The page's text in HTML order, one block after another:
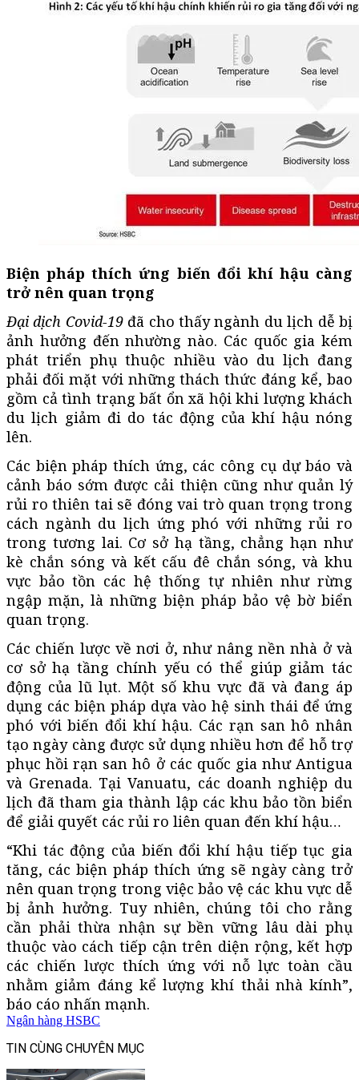
Biện pháp thích ứng biến đổi khí hậu càng
trở nên quan trọng
Đại dịch Covid-19đã cho thấy ngành du lịch dễ bị
ảnh hưởng đến nhường nào. Các quốc gia kém
phát triển phụ thuộc nhiều vào du lịch đang
phải đối mặt với những thách thức đáng kể, bao
gồm cả tình trạng bất ổn xã hội khi lượng khách
du lịch giảm đi do tác động của khí hậu nóng
lên.
Các biện pháp thích ứng, các công cụ dự báo và
cảnh báo sớm được cải thiện cũng như quản lý
rủi ro thiên tai sẽ đóng vai trò quan trọng trong
cách ngành du lịch ứng phó với những rủi ro
trong tương lai. Cơ sở hạ tầng, chẳng hạn như
kè chắn sóng và kết cấu đê chắn sóng, và khu
vực bảo tồn các hệ thống tự nhiên như rừng
ngập mặn, là những biện pháp bảo vệ bờ biển
quan trọng.
Các chiến lược về nơi ở, như nâng nền nhà ở và
cơ sở hạ tầng chính yếu có thể giúp giảm tác
động của lũ lụt. Một số khu vực đã và đang áp
dụng các biện pháp dựa vào hệ sinh thái để ứng
phó với biến đổi khí hậu. Các rạn san hô nhân
tạo ngày càng được sử dụng nhiều hơn để hỗ trợ
phục hồi rạn san hô ở các quốc gia như Antigua
và Grenada. Tại Vanuatu, các doanh nghiệp du
lịch đã tham gia thành lập các khu bảo tồn biển
để giải quyết các rủi ro liên quan đến khí hậu…
“Khi tác động của biến đổi khí hậu tiếp tục gia
tăng, các biện pháp thích ứng sẽ ngày càng trở
nên quan trọng trong việc bảo vệ các khu vực dễ
bị ảnh hưởng. Tuy nhiên, chúng tôi cho rằng
cần phải thừa nhận sự bền vững lâu dài phụ
thuộc vào cách tiếp cận trên diện rộng, kết hợp
các chiến lược thích ứng với nỗ lực toàn cầu
nhằm giảm đáng kể lượng khí thải nhà kính”,
báo cáo nhấn mạnh.
Ngân hàng HSBC
TIN CÙNG CHUYÊN MỤC